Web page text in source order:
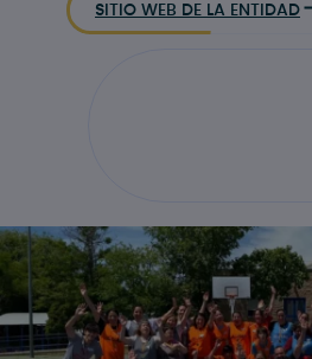
SITIO WEB DE LA ENTIDAD